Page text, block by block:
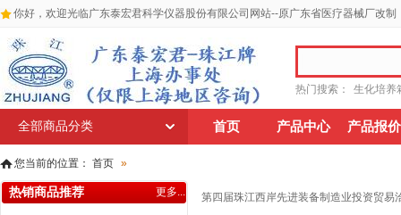
你好，欢迎光临广东泰宏君科学仪器股份有限公司网站--原广东省医疗器械厂改制
热门搜索： 生化培养
首页 产品中心 产品报
全部商品分类
您当前的位置： 首页 »
第四届珠江西岸先进装备制造业投资贸易
热销商品推荐 更多...